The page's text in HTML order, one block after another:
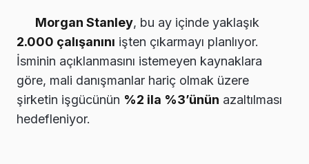
Morgan Stanley, bu ay içinde yaklaşık
2.000 çalışanını işten çıkarmayı planlıyor.
İsminin açıklanmasını istemeyen kaynaklara
göre, mali danışmanlar hariç olmak üzere
şirketin işgücünün %2 ila %3’ünün azaltılması
hedefleniyor.